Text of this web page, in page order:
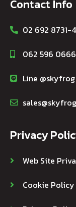
Cookie Policy
Privacy
Copyright